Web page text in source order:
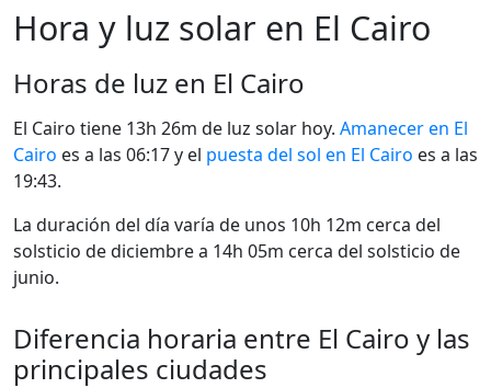
Hora y luz solar en El Cairo
Horas de luz en El Cairo
El Cairo tiene 13h 26m de luz solar hoy. Amanecer en El
Cairo es a las 06:17 y el puesta del sol en El Cairo es a las
19:43.
La duración del día varía de unos 10h 12m cerca del
solsticio de diciembre a 14h 05m cerca del solsticio de
junio.
Diferencia horaria entre El Cairo y las
principales ciudades